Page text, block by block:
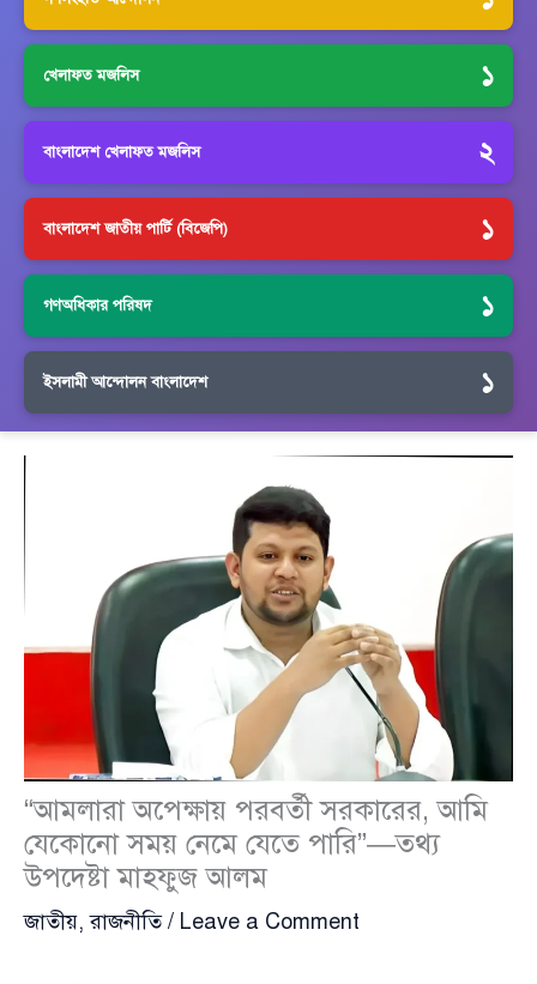
খেলাফত মজলিস ১
বাংলাদেশ খেলাফত মজলিস ২
বাংলাদেশ জাতীয় পার্টি (বিজেপি) ১
গণঅধিকার পরিষদ ১
ইসলামী আন্দোলন বাংলাদেশ ১
“আমলারা অপেক্ষায় পরবর্তী সরকারের, আমি
যেকোনো সময় নেমে যেতে পারি”—তথ্য
উপদেষ্টা মাহফুজ আলম
জাতীয়,রাজনীতি/ Leave a Comment